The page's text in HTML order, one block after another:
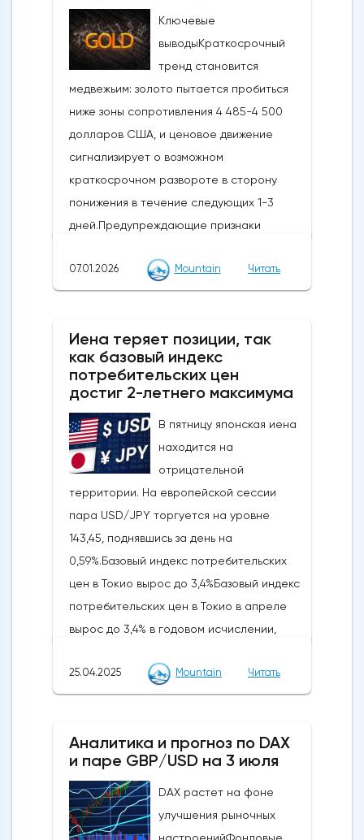
Ключевые
выводыКраткосрочный
тренд становится
медвежьим: золото пытается пробиться
ниже зоны сопротивления 4 485-4 500
долларов США, и ценовое движение
сигнализирует о возможном
краткосрочном развороте в сторону
понижения в течение следующих 1-3
дней.Предупреждающие признаки
достиг ключевого уровня коррекции
Фибоначчи и сопровождается медвежьей
это движение, скорее всего, является
отскоком от тренда, а не новым бычьим
импульсом.Ключевые уровни, на которые
430/4 403 долларов США откроет путь к
более глубокому откату к 4 333-4 309
долларам США и, возможно, к 4 267-4 243
долларам США, в то время как явный
прорыв выше 4 500 долларов США сведет
на нет медвежий
сценарий.Краткосрочный тренд (от 1 до 3
дней): разворот в сторону
пониженияСледите за ключевым
краткосрочным сопротивлением на
на первом этапе не произошло
ниже 4 430/4 403 долларов США может
привести к дальнейшему ослаблению в
направлении следующих промежуточных
уровней поддержки на уровне 4 333/4 309
07.01.2026 Mountain Читать
Иена теряет позиции, так
как базовый индекс
потребительских цен
достиг 2-летнего максимума
В пятницу японская иена
находится на
отрицательной
территории. На европейской сессии
пара USD/JPY торгуется на уровне
143,45, поднявшись за день на
0,59%.Базовый индекс потребительских
цен в Токио вырос до 3,4%Базовый индекс
потребительских цен в Токио в апреле
вырос до 3,4% в годовом исчислении,
апреля 2023 года. Он был значительно
выше мартовского роста на 2,4% и
скачок был вызван сокращением
государственных энергетических
субсидий, а также повышением цен на
продовольствие. За последний год цены
на рис, основной продукт питания,
25.04.2025 Mountain Читать
Аналитика и прогноз по DAX
и паре GBP/USD на 3 июля
DAX растет на фоне
улучшения рыночных